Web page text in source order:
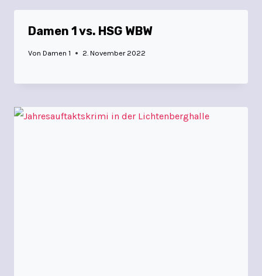
Damen 1 vs. HSG WBW
Von Damen 1 2. November 2022